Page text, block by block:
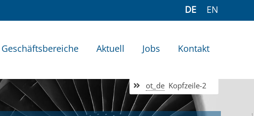
DE
EN
Geschäftsbereiche Aktuell Jobs Kontakt
ot_de Kopfzeile-2